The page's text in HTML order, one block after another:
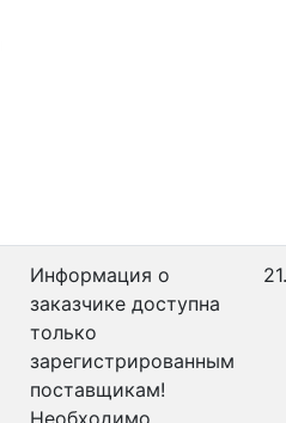
Информация о
заказчике доступна
только
зарегистрированным
поставщикам!
Необходимо